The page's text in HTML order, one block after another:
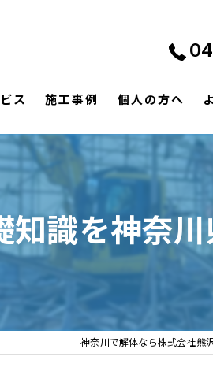
ス 施工事例 個人の方へ
識を神奈
神奈川で解体なら株式会社熊